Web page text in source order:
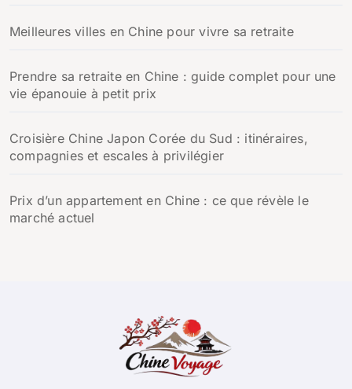
Meilleures villes en Chine pour vivre sa retraite
Prendre sa retraite en Chine : guide complet pour une
vie épanouie à petit prix
Croisière Chine Japon Corée du Sud : itinéraires,
compagnies et escales à privilégier
Prix d’un appartement en Chine : ce que révèle le
marché actuel